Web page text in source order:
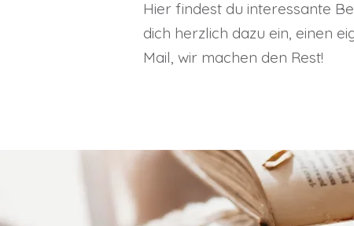
Hier findest du interessante
dich herzlich dazu ein, einen
Mail, wir machen den Rest!